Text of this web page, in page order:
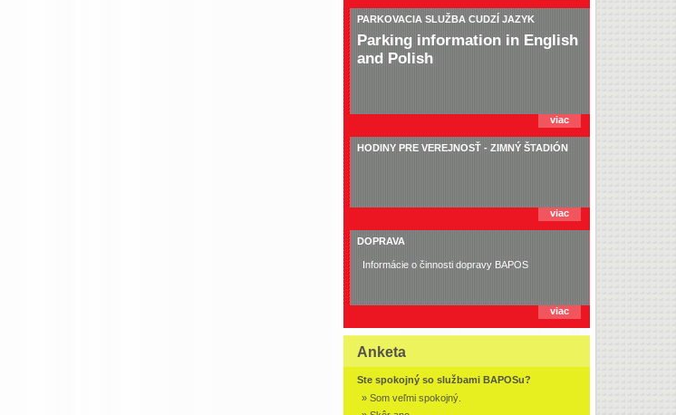
PARKOVACIA SLUŽBA CUDZÍ JAZYK
Parking information in English
and Polish
viac
HODINY PRE VEREJNOSŤ - ZIMNÝ ŠTADIÓN
viac
DOPRAVA
Informácie o činnosti dopravy BAPOS
viac
Anketa
Ste spokojný so službami BAPOSu?
» Som veľmi spokojný.